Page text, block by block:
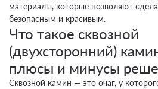
Декоративная отделка: как
оформить портал с двух
Заключение
материалы, которые позволяют
безопасным и красивым.
Что такое сквозной
(двухсторонний)
плюсы и минусы
Сквозной камин — это очаг, у